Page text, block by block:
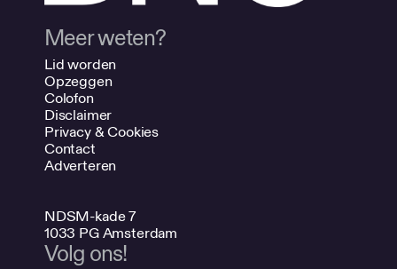
Meer weten?
Lid worden
Opzeggen
Colofon
Disclaimer
Privacy & Cookies
Contact
Adverteren
NDSM-kade 7
1033 PG Amsterdam
Volg ons!